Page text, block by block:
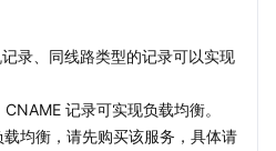
录、同线路类型的记录可以实现
记录可实现负载均衡。
均衡，请先购买该服务，具体请